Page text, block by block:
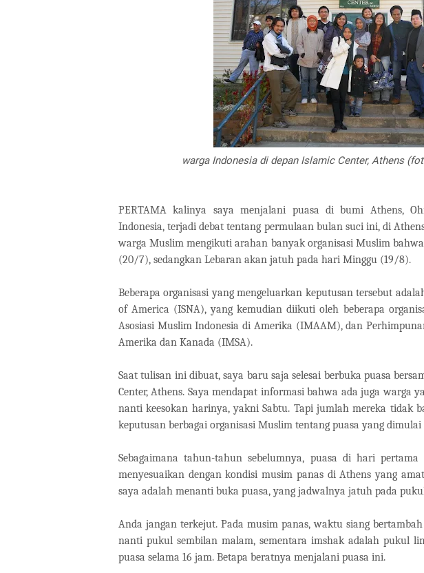
warga Indonesia di depan Islamic Center, Athens
PERTAMA kalinya saya menjalani puasa di bumi Athens,
Indonesia, terjadi debat tentang permulaan bulan suci ini, di
warga Muslim mengikuti arahan banyak organisasi Muslim
(20/7), sedangkan Lebaran akan jatuh pada hari Minggu (19/8).
Beberapa organisasi yang mengeluarkan keputusan tersebut
of America (ISNA), yang kemudian diikuti oleh beberapa
Asosiasi Muslim Indonesia di Amerika (IMAAM), dan
Amerika dan Kanada (IMSA).
Saat tulisan ini dibuat, saya baru saja selesai berbuka puasa
Center, Athens. Saya mendapat informasi bahwa ada juga warga
nanti keesokan harinya, yakni Sabtu. Tapi jumlah mereka tidak
keputusan berbagai organisasi Muslim tentang puasa yang
Sebagaimana tahun-tahun sebelumnya, puasa di hari
menyesuaikan dengan kondisi musim panas di Athens yang
saya adalah menanti buka puasa, yang jadwalnya jatuh pada
Anda jangan terkejut. Pada musim panas, waktu siang
nanti pukul sembilan malam, sementara imshak adalah pukul
puasa selama 16 jam. Betapa beratnya menjalani puasa ini.